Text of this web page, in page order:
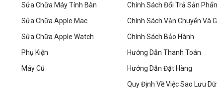
Sửa Chữa Máy Tính Bàn
Sửa Chữa Apple Mac
Sửa Chữa Apple Watch
Phụ Kiện
Máy Cũ
Chính Sách Đổi Trả Sản
Chính Sách Vận Chuyển Và
Chính Sách Bảo Hành
Hướng Dẫn Thanh Toán
Hướng Dẫn Đặt Hàng
Quy Định Về Việc Sao Lưu Dữ